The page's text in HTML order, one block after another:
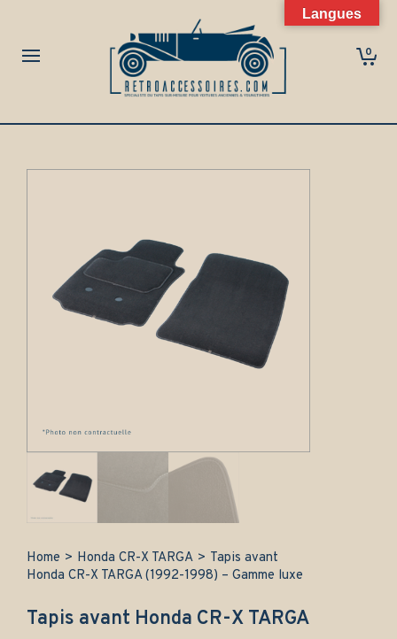
0
Home > Honda CR-X TARGA > Tapis avant
Honda CR-X TARGA (1992-1998) – Gamme luxe
Tapis avant Honda CR-X TARGA
Langues